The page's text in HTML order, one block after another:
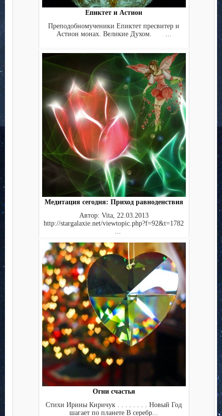
Епиктет и Астион
Преподобномученики Епиктет пресвитер и
Астион монах. Великие Духом. ...
Медитация сегодня: Приход равноденствия
Автор: Vita, 22.03.2013
http://stargalaxie.net/viewtopic.php?f=92&t=1782
Огни счастья
Стихи Ирины Киричук . . . . . . . . Новый Год
шагает по планете В серебр...